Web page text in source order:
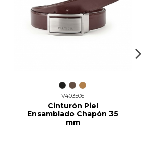
V403506
Cinturón Piel
Ensamblado Chapón 35
mm